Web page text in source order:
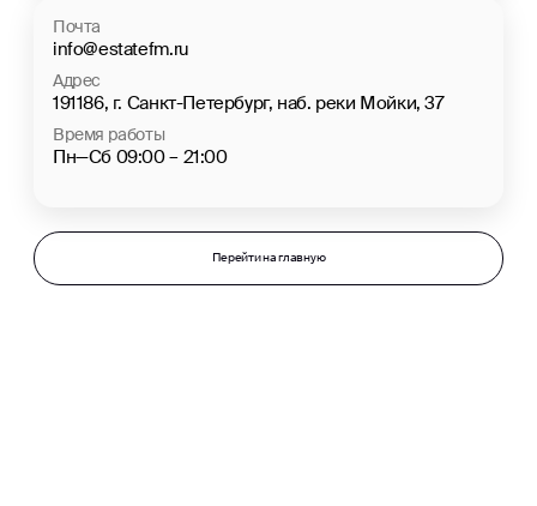
Почта
info@estatefm.ru
Адрес
191186, г. Санкт-Петербург, наб. реки Мойки, 37
Время работы
Пн—Сб 09:00 – 21:00
Перейти на главную